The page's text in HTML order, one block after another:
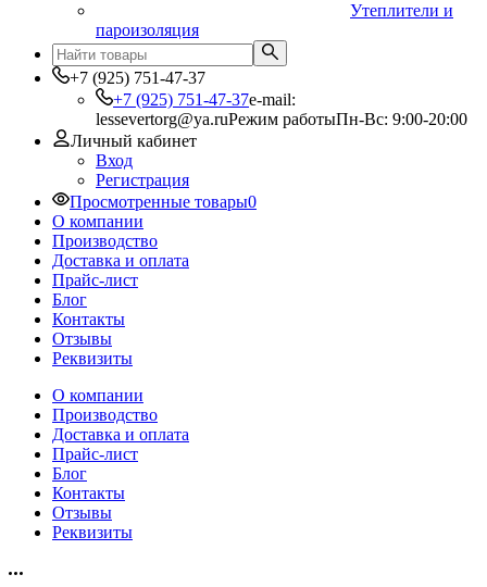
Утеплители и
пароизоляция
+7 (925) 751-47-37
+7 (925) 751-47-37e-mail:
lessevertorg@ya.ruРежим работыПн-Вс: 9:00-20:00
Личный кабинет
Вход
Регистрация
Просмотренные товары0
О компании
Производство
Доставка и оплата
Прайс-лист
Блог
Контакты
Отзывы
Реквизиты
О компании
Производство
Доставка и оплата
Прайс-лист
Блог
Контакты
Отзывы
Реквизиты